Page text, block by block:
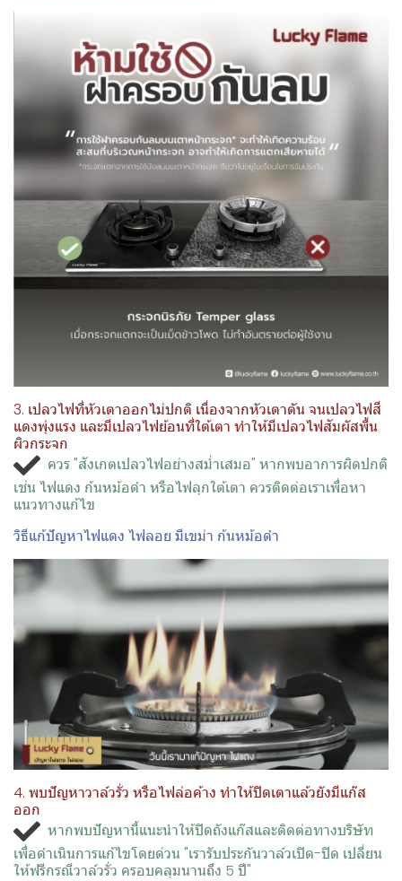
3. เปลวไฟที่หัวเตาออกไม่ปกติ เนื่องจากหัวเตาตัน จนเปลวไฟสี
แดงพุ่งแรง และมีเปลวไฟย้อนที่ใต้เตา ทำให้มีเปลวไฟสัมผัสพื้น
ผิวกระจก
ควร "สังเกตเปลวไฟอย่างสม่ำเสมอ" หากพบอาการผิดปกติ
เช่น ไฟแดง ก้นหม้อดำ หรือไฟลุกใต้เตา ควรติดต่อเราเพื่อหา
แนวทางแก้ไข
วิธีแก้ปัญหาไฟแดง ไฟลอย มีเขม่า ก้นหม้อดำ
4. พบปัญหาวาล์วรั่ว หรือไฟล่อค้าง ทำให้ปิดเตาแล้วยังมีแก๊ส
ออก
หากพบปัญหานี้แนะนำให้ปิดถังแก๊สและติดต่อทางบริษัท
เพื่อดำเนินการแก้ไขโดยด่วน "เรารับประกันวาล์วเปิด-ปิด เปลี่ยน
ให้ฟรีกรณีวาล์วรั่ว ครอบคลุมนานถึง 5 ปี"